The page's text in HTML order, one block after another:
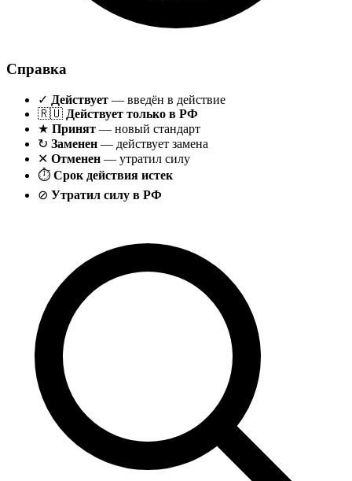
Справка
✓ Действует — введён в действие
🇷🇺 Действует только в РФ
★ Принят — новый стандарт
↻ Заменен — действует замена
✕ Отменен — утратил силу
⏱ Срок действия истек
⊘ Утратил силу в РФ